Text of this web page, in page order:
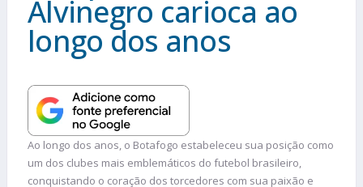
Alvinegro carioca ao
longo dos anos
Ao longo dos anos, o Botafogo estabeleceu sua posição como
um dos clubes mais emblemáticos do futebol brasileiro,
conquistando o coração dos torcedores com sua paixão e